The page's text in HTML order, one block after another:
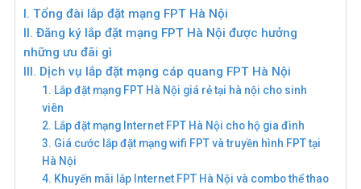
I. Tổng đài lắp đặt mạng FPT Hà Nội
II. Đăng ký lắp đặt mạng FPT Hà Nội được hưởng
những ưu đãi gì
III. Dịch vụ lắp đặt mạng cáp quang FPT Hà Nội
1. Lắp đặt mạng FPT Hà Nội giá rẻ tại hà nội cho sinh
viên
2. Lắp đặt mạng Internet FPT Hà Nội cho hộ gia đình
3. Giá cước lắp đặt mạng wifi FPT và truyền hình FPT tại
Hà Nội
4. Khuyến mãi lắp Internet FPT Hà Nội và combo thể thao